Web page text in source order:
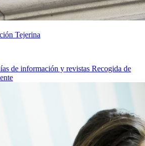
Tejerina
de información y revistas Recogida de